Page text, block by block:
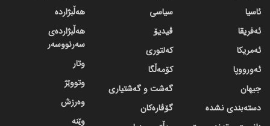
ئاسیا
ئەفریقا
ئەمریکا
ئەورووپا
جیهان
دسته‌بندی نشده
سیاسی
ڤیدیۆ
کەلتوری
کۆمەڵگا
گه‌شت و گه‌شتیاری
گۆڤاره‌کان
هەڵبژاردە
هەڵبژاردەی
سەرنووسەر
وتار
وتووێژ
وەرزش
وێنە